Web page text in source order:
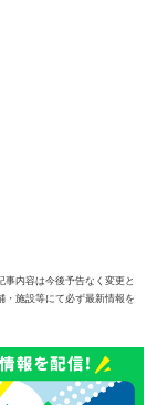
内容は今後予告なく変更と
・施設等にて必ず最新情報を